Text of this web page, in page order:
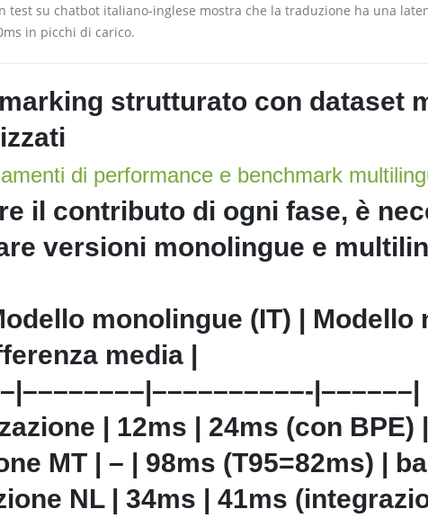
test su chatbot italiano-inglese mostra che la traduzione ha una
in picchi di carico.
strutturato con dataset
di performance e benchmark
il contributo di ogni fase, è
versioni monolingue e
monolingue (IT) | Modello
media |
|––––––|
| 12ms | 24ms (con BPE)
MT | – | 98ms (T95=82ms) |
NL | 34ms | 41ms